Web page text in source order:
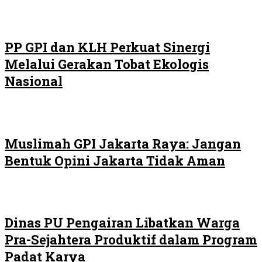
PP GPI dan KLH Perkuat Sinergi
Melalui Gerakan Tobat Ekologis
Nasional
Muslimah GPI Jakarta Raya: Jangan
Bentuk Opini Jakarta Tidak Aman
Dinas PU Pengairan Libatkan Warga
Pra-Sejahtera Produktif dalam Program
Padat Karya